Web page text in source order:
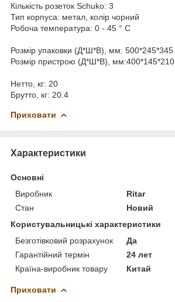
Кількість розеток Schuko: 3
Тип корпуса: метал, колір чорний
Робоча температура: 0 - 45 ° С
Розмір упаковки (Д*Ш*В), мм: 500*245*345
Розмір пристрою (Д*Ш*В), мм:400*145*210
Нетто, кг: 20
Брутто, кг: 20.4
Приховати
Характеристики
Основні
Виробник
Ritar
Стан
Новий
Користувальницькі характеристики
Безготівковий розрахунок
Да
Гарантійний термін
24 лет
Країна-виробник товару
Китай
Приховати